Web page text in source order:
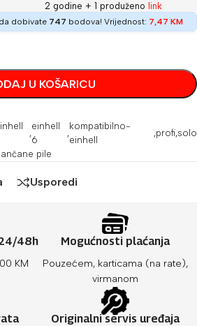
2 godine + 1 produženo link
dobivate 747 bodova! Vrijednost: 7,47 KM
U KOŠARICU
,
einhell
6
,
kompatibilno-
einhell
,profi,solo
pile
Usporedi
48h
KM
Mogućnosti plaćanja
Pouzećem, karticama (na rate),
virmanom
Originalni servis uređaja